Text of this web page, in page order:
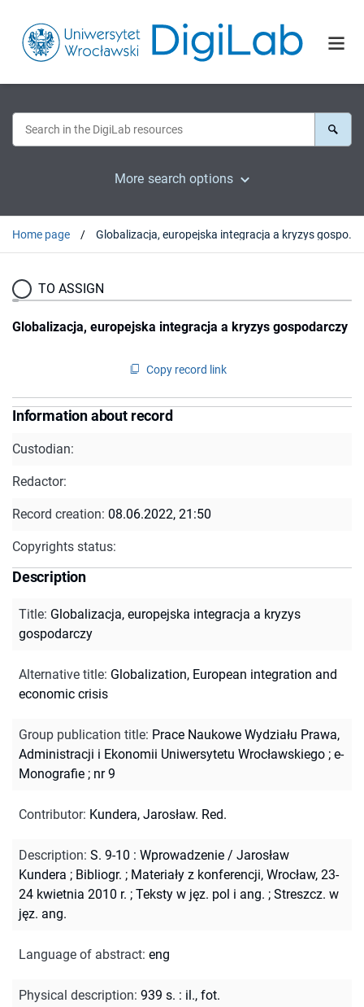
More search options
Home page Globalizacja, europejska integracja a kryzys gospodarczy
TO ASSIGN
Globalizacja, europejska integracja a kryzys gospodarczy
Copy record link
Information about record
Custodian:
Redactor:
Record creation: 08.06.2022, 21:50
Copyrights status:
Description
Title: Globalizacja, europejska integracja a kryzys
gospodarczy
Alternative title: Globalization, European integration and
economic crisis
Group publication title: Prace Naukowe Wydziału Prawa,
Administracji i Ekonomii Uniwersytetu Wrocławskiego ; e-
Monografie ; nr 9
Contributor: Kundera, Jarosław. Red.
Description: S. 9-10 : Wprowadzenie / Jarosław
Kundera ; Bibliogr. ; Materiały z konferencji, Wrocław, 23-
24 kwietnia 2010 r. ; Teksty w jęz. pol i ang. ; Streszcz. w
jęz. ang.
Language of abstract: eng
Physical description: 939 s. : il., fot.